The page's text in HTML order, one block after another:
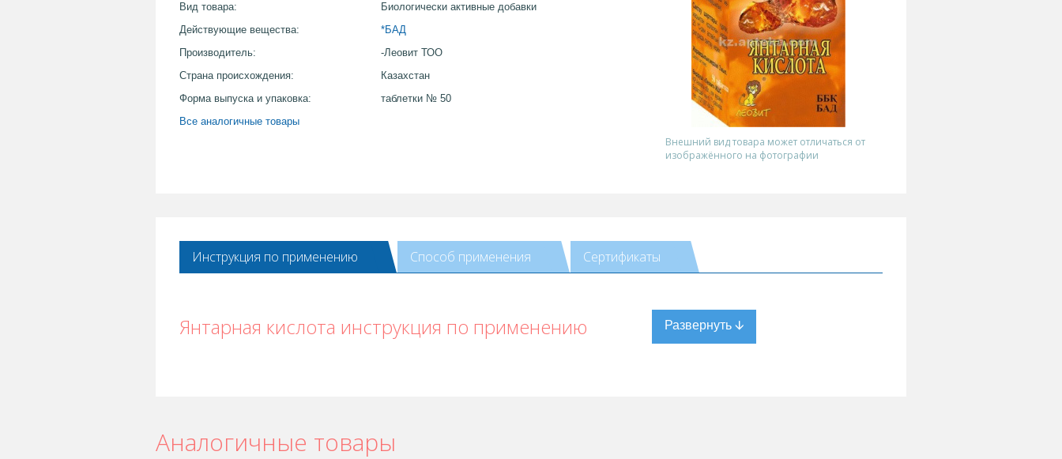
Вид товара:
Биологически активные добавки
Действующие вещества:
*БАД
Производитель:
-Леовит ТОО
Страна происхождения:
Казахстан
Форма выпуска и упаковка:
таблетки № 50
Все аналогичные товары
Внешний вид товара может отличаться от
изображённого на фотографии
Инструкция по применению Способ применения Сертификаты
Янтарная кислота инструкция по применению
Аналогичные товары